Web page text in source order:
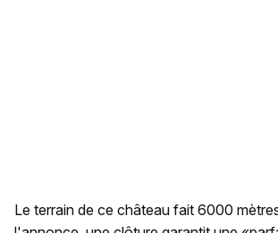
Le terrain de ce château fait 6000